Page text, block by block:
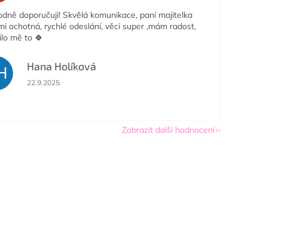
doporučuji! Skvělá komunikace, paní majitelka
ochotná, rychlé odeslání, věci super ,mám radost,
mě to 🍀
Hana Holíková
Hodnocení obchodu je 5 z 5 hvězdiček.
22.9.2025
Zobrazit další hodnocení